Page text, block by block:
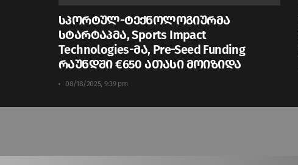
სპორტულ-ტექნოლოგიურმა
სტარტაპმა, Sports Impact
Technologies-მა, Pre-Seed Funding
რაუნდში €650 ათასი მოიზიდა
08/18/2025, 9:39 pm